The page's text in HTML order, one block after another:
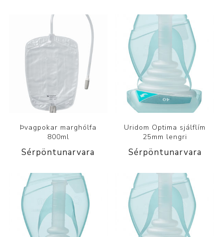
Þvagpokar marghólfa
800ml
Sérpöntunarvara
Uridom Optima sjálflím
25mm lengri
Sérpöntunarvara